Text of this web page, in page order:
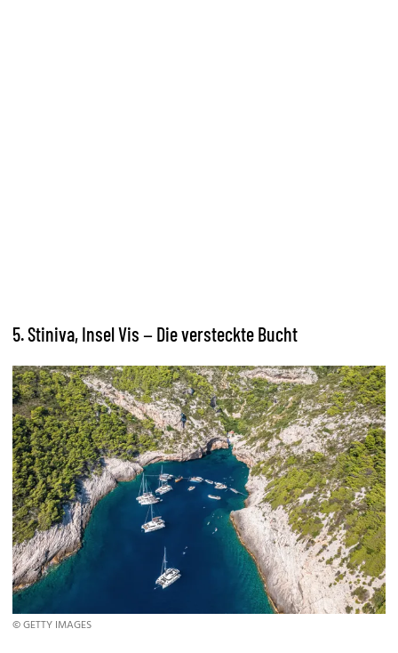
5. Stiniva, Insel Vis – Die versteckte Bucht
© GETTY IMAGES